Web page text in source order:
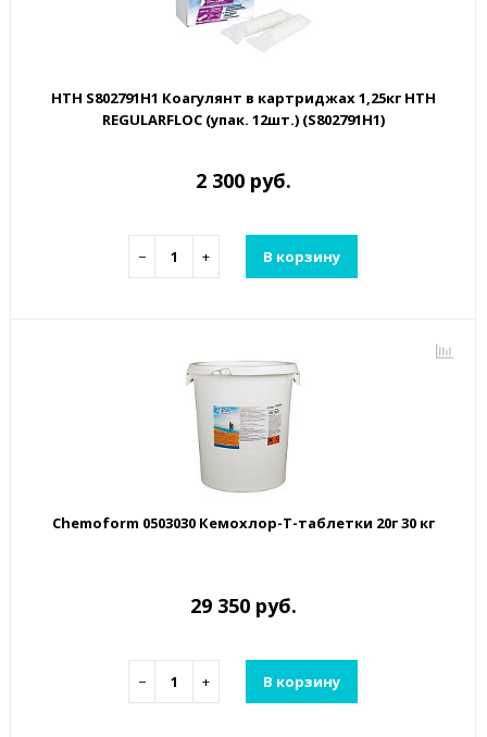
HTH S802791H1 Коагулянт в картриджах 1,25кг HTH
REGULARFLOC (упак. 12шт.) (S802791H1)
2 300 руб.
− + В корзину
Chemoform 0503030 Кемохлор-Т-таблетки 20г 30 кг
29 350 руб.
− + В корзину